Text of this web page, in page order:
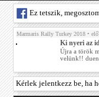
Ez tetszik,
Marmaris Rally Turkey 2018 •
Ki nyeri az
Újra a török
velünk!!
Kérlek jelentkezz be, ha